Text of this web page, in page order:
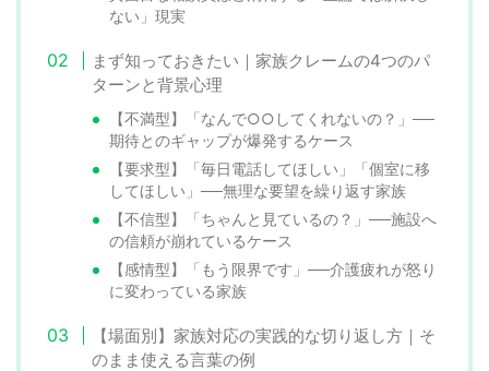
ない」現実
まず知っておきたい｜家族クレームの4つのパ
ターンと背景心理
【不満型】「なんで○○してくれないの？」──
期待とのギャップが爆発するケース
【要求型】「毎日電話してほしい」「個室に移
してほしい」──無理な要望を繰り返す家族
【不信型】「ちゃんと見ているの？」──施設へ
の信頼が崩れているケース
【感情型】「もう限界です」──介護疲れが怒り
に変わっている家族
【場面別】家族対応の実践的な切り返し方｜そ
のまま使える言葉の例